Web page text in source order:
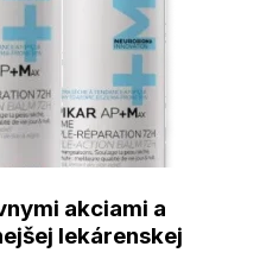
akciami a
lekárenskej